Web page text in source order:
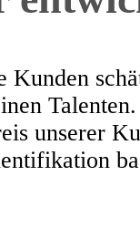
Kunden
unserer